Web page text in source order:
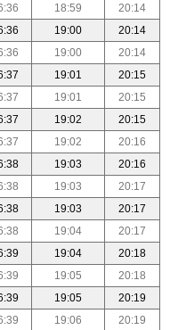
18:59
20:14
19:00
20:14
19:00
20:14
19:01
20:15
19:01
20:15
19:02
20:15
19:02
20:16
19:03
20:16
19:03
20:17
19:03
20:17
19:04
20:17
19:04
20:18
19:05
20:18
19:05
20:19
19:06
20:19